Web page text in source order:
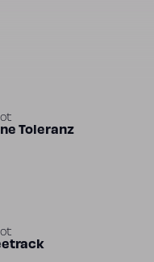
Toleranz